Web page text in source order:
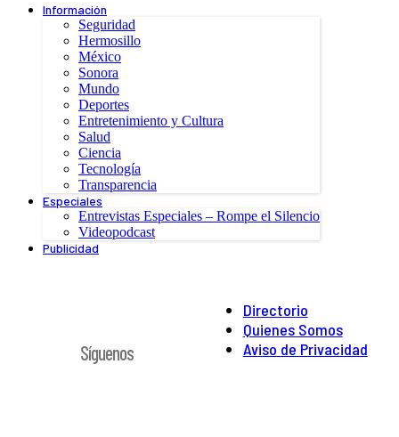
Información
Seguridad
Hermosillo
México
Sonora
Mundo
Deportes
Entretenimiento y Cultura
Salud
Ciencia
Tecnología
Transparencia
Especiales
Entrevistas Especiales – Rompe el Silencio
Videopodcast
Publicidad
Directorio
Quienes Somos
Aviso de Privacidad
Síguenos